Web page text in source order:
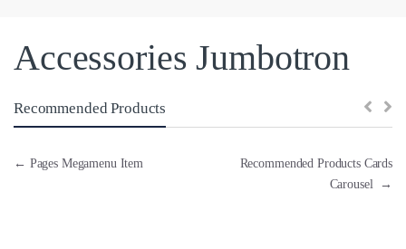
Accessories Jumbotron
Recommended Products
Navegación
← Pages Megamenu Item
Recommended Products Cards
Carousel
→